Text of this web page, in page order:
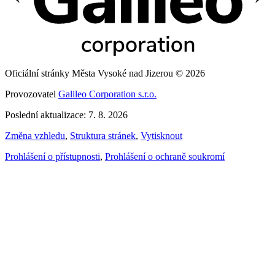
Oficiální stránky Města Vysoké nad Jizerou © 2026
Provozovatel Galileo Corporation s.r.o.
Poslední aktualizace: 7. 8. 2026
Změna vzhledu, Struktura stránek, Vytisknout
Prohlášení o přístupnosti, Prohlášení o ochraně soukromí